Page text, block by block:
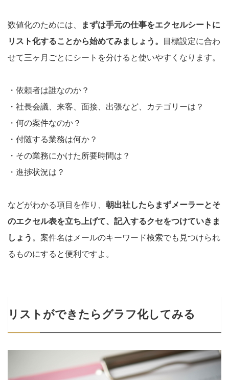
数値化のためには、
まずは手元の仕事をエクセルシートに
リスト化することから始めてみましょう。
目標設定に合わ
せて三ヶ月ごとにシートを分けると使いやすくなります。
・依頼者は誰なのか？
・社長会議、来客、面接、出張など、カテゴリーは？
・何の案件なのか？
・付随する業務は何か？
・その業務にかけた所要時間は？
・進捗状況は？
などがわかる項目を作り、 朝出社したらまずメーラーとそ
のエクセル表を立ち上げて、記入するクセをつけていきま
しょう 。案件名はメールのキーワード検索でも見つけられ
るものにすると便利ですよ。
リストができたらグラフ化してみる